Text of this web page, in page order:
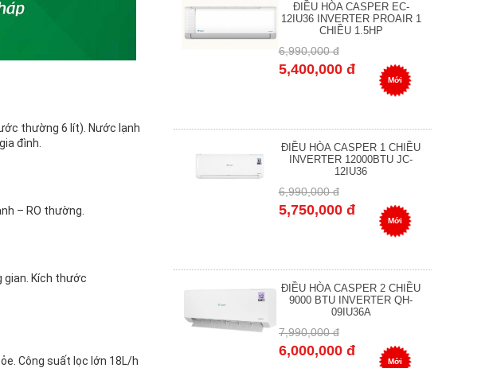
thường 6 lít). Nước lạnh
đình.
– RO thường.
gian. Kích thước
Công suất lọc lớn 18L/h
ĐIỀU HÒA CASPER EC-
12IU36 INVERTER PROAIR 1
CHIỀU 1.5HP
6,990,000 đ
5,400,000 đ
Mới
ĐIỀU HÒA CASPER 1 CHIỀU
INVERTER 12000BTU JC-
12IU36
6,990,000 đ
5,750,000 đ
Mới
ĐIỀU HÒA CASPER 2 CHIỀU
9000 BTU INVERTER QH-
09IU36A
7,990,000 đ
6,000,000 đ
Mới